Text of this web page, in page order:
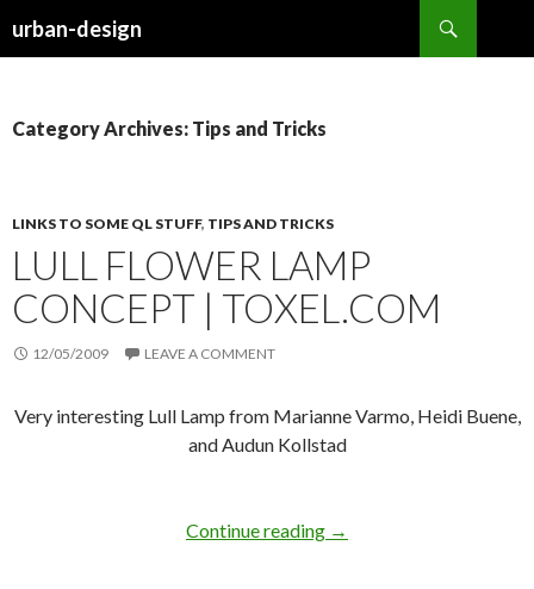
urban-design
Category Archives: Tips and Tricks
LINKS TO SOME QL STUFF, TIPS AND TRICKS
LULL FLOWER LAMP
CONCEPT | TOXEL.COM
12/05/2009 LEAVE A COMMENT
Very interesting Lull Lamp from Marianne Varmo, Heidi Buene,
and Audun Kollstad
Continue reading →